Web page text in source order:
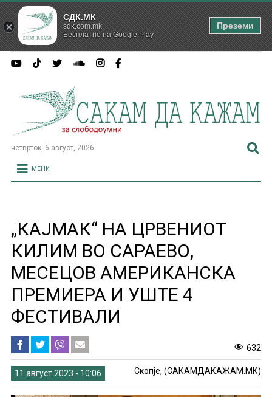
четврток, 6 август, 2026
МЕНИ
„КАЈМАК“ НА ЦРВЕНИОТ
КИЛИМ ВО САРАЕВО,
МЕСЕЦОВ АМЕРИКАНСКА
ПРЕМИЕРА И УШТЕ 4
ФЕСТИВАЛИ
632
11 август 2023 - 10:06 Скопје, (САКАМДАКАЖАМ.МК)
СДК.МК
sdk.com.mk
Бесплатно на Google Play
Преземи